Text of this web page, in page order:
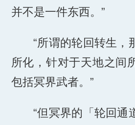
并不是一件东西。”
“所谓的轮回转生，
所化，针对于天地之间
包括冥界武者。”
“但冥界的「轮回通